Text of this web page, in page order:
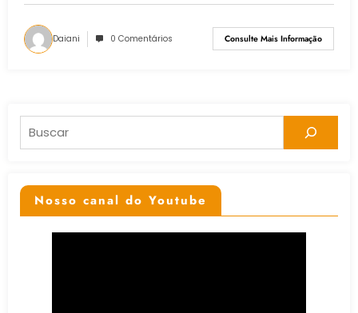
Daiani 0 Comentários Consulte Mais Informação
Pesquisar
Nosso canal do Youtube